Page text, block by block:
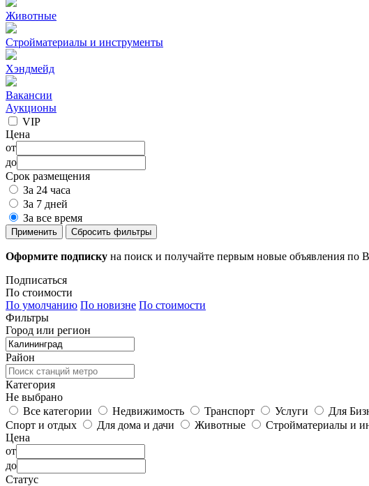
Животные
Стройматериалы и инструменты
Хэндмейд
Вакансии
Аукционы
VIP
Цена
от
до
Срок размещения
За 24 часа
За 7 дней
За все время
Применить Сбросить фильтры
Оформите подписку на поиск и получайте первым новые объявления по
Подписаться
По стоимости
По умолчанию По новизне По стоимости
Фильтры
Город или регион
Район
Категория
Не выбрано
Все категории
Недвижимость Транспорт Услуги Для
Спорт и отдых
Для дома и дачи Животные Стройматериалы и
Цена
от
до
Статус